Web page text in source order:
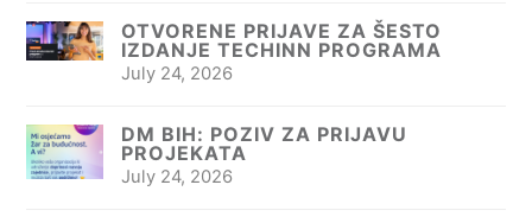
OTVORENE PRIJAVE ZA ŠESTO
IZDANJE TECHINN PROGRAMA
July 24, 2026
DM BIH: POZIV ZA PRIJAVU
PROJEKATA
July 24, 2026